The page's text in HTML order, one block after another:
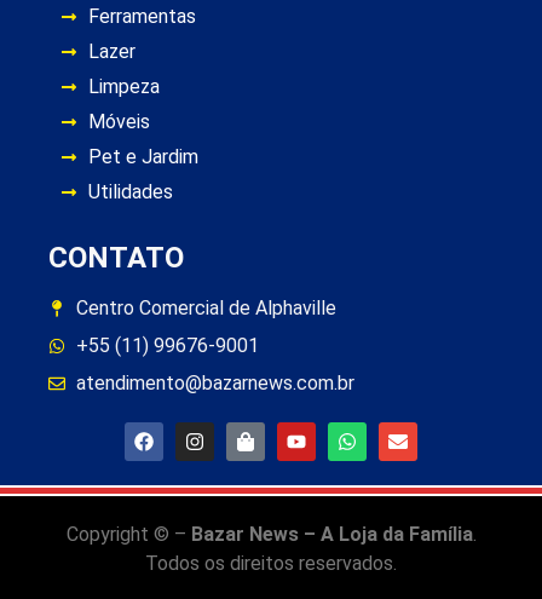
Ferramentas
Lazer
Limpeza
Móveis
Pet e Jardim
Utilidades
CONTATO
Centro Comercial de Alphaville
+55 (11) 99676-9001
atendimento@bazarnews.com.br
Copyright © – Bazar News – A Loja da Família.
Todos os direitos reservados.